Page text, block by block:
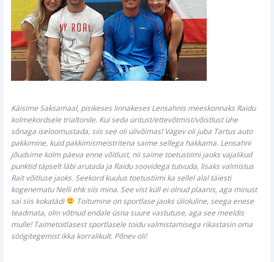
Käisime Saksamaal, pisikeses linnakeses Lensahnis meeskonnaks Raidu
kolmekordsele trialtonile. Kui seda üritust/ettevõtmist/võistlust ühe
sõnaga iseloomustada, siis see oli ülivõimas! Vägev oli juba Tartus auto
pakkimine, kuid pakkimismeistritena saime sellega hakkama. Lensahni
jõudsime kolm päeva enne võitlust, nii saime toetustiimi jaoks vajalikud
punktid täpselt läbi arutada ja Raidu soovidega tutvuda, lisaks valmistus
Rait võitluse jaoks. Seekord kuulus toetustiimi ka sellel alal täiesti
kogenematu Nelli ehk siis mina. See vist küll ei olnud plaanis, aga minust
sai siis kokatädi
Toitumine on sportlase jaoks ülioluline, seega enese
teadmata, olin võtnud endale üsna suure vastutuse, aga see meeldis
mulle! Taimetoitlasest sportlasele toidu valmistamisega rikastasin oma
söögitegemist ikka korralikult. Põnev oli!